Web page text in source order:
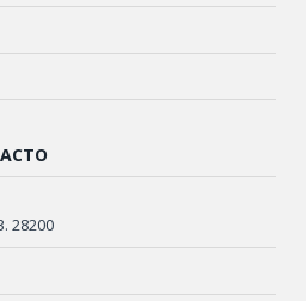
28200